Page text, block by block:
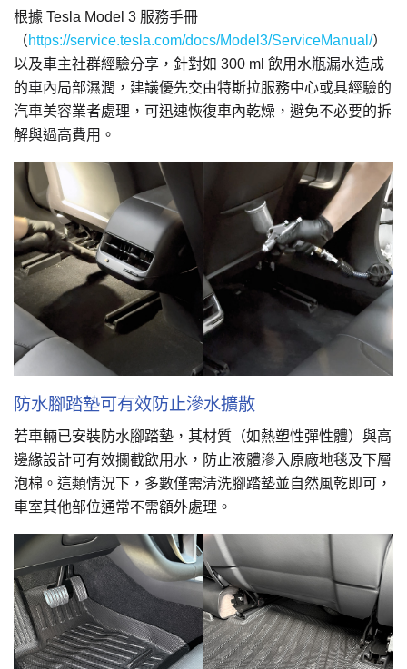
根據 Tesla Model 3 服務手冊
（https://service.tesla.com/docs/Model3/ServiceManual/）
以及車主社群經驗分享，針對如 300 ml 飲用水瓶漏水造成
的車內局部濕潤，建議優先交由特斯拉服務中心或具經驗的
汽車美容業者處理，可迅速恢復車內乾燥，避免不必要的拆
解與過高費用。
防水腳踏墊可有效防止滲水擴散
若車輛已安裝防水腳踏墊，其材質（如熱塑性彈性體）與高
邊緣設計可有效攔截飲用水，防止液體滲入原廠地毯及下層
泡棉。這類情況下，多數僅需清洗腳踏墊並自然風乾即可，
車室其他部位通常不需額外處理。